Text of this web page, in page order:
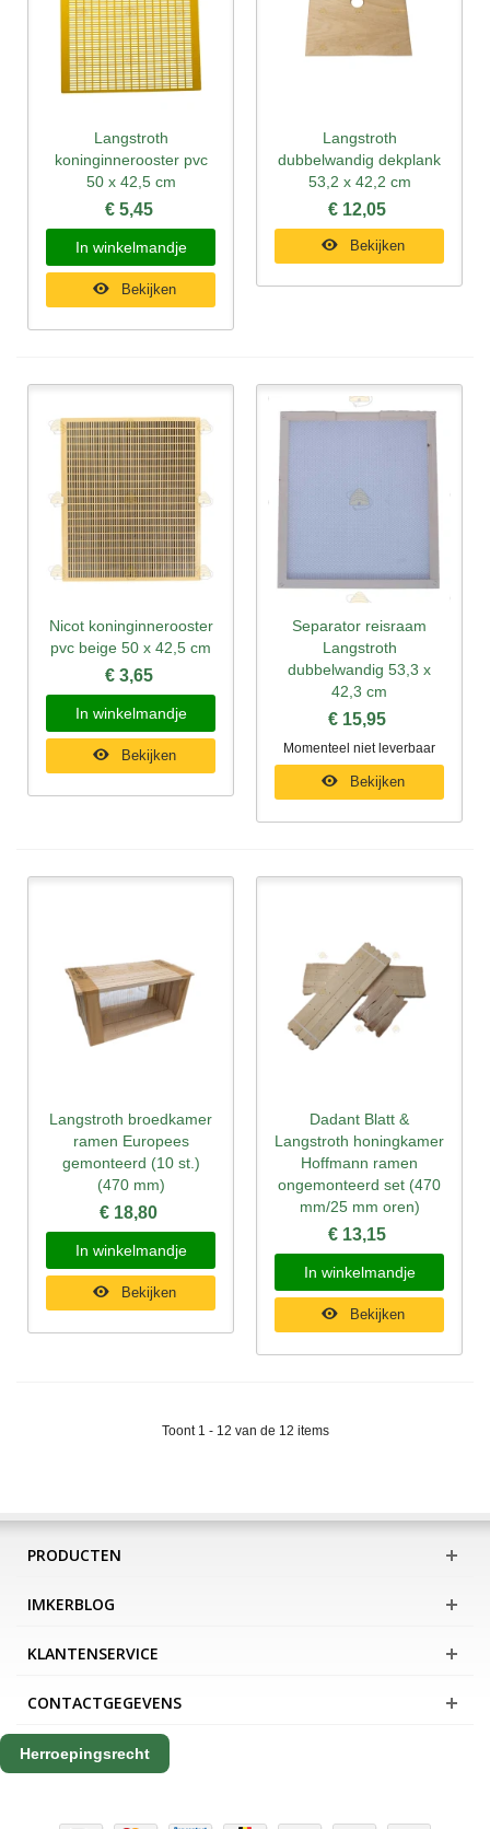
Langstroth
koninginnerooster pvc
50 x 42,5 cm
€ 5,45
In winkelmandje
Bekijken
Langstroth
dubbelwandig dekplank
53,2 x 42,2 cm
€ 12,05
Bekijken
Nicot koninginnerooster
pvc beige 50 x 42,5 cm
€ 3,65
In winkelmandje
Bekijken
Separator reisraam
Langstroth
dubbelwandig 53,3 x
42,3 cm
€ 15,95
Momenteel niet leverbaar
Bekijken
Langstroth broedkamer
ramen Europees
gemonteerd (10 st.)
(470 mm)
€ 18,80
In winkelmandje
Bekijken
Dadant Blatt &
Langstroth honingkamer
Hoffmann ramen
ongemonteerd set (470
mm/25 mm oren)
€ 13,15
In winkelmandje
Bekijken
Toont 1 - 12 van de 12 items
PRODUCTEN
IMKERBLOG
KLANTENSERVICE
CONTACTGEGEVENS
Herroepingsrecht